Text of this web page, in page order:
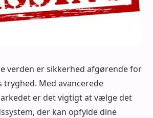
verden er sikkerhed afgørende for
tryghed. Med avancerede
er det vigtigt at vælge det
der kan opfylde dine